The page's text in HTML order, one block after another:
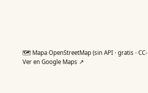
🗺️ Mapa OpenStreetMap (sin API · gratis · CC-
Ver en Google Maps ↗